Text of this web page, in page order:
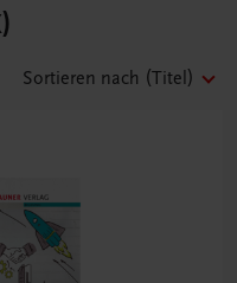
Sortieren nach (Titel)